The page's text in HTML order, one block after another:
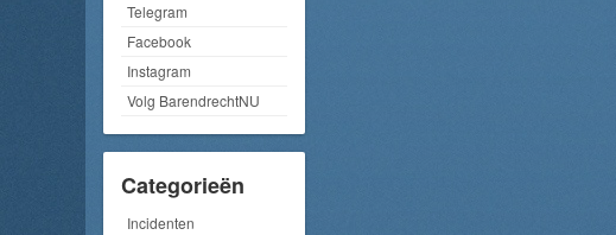
Telegram
Facebook
Instagram
Volg BarendrechtNU
Categorieën
Incidenten